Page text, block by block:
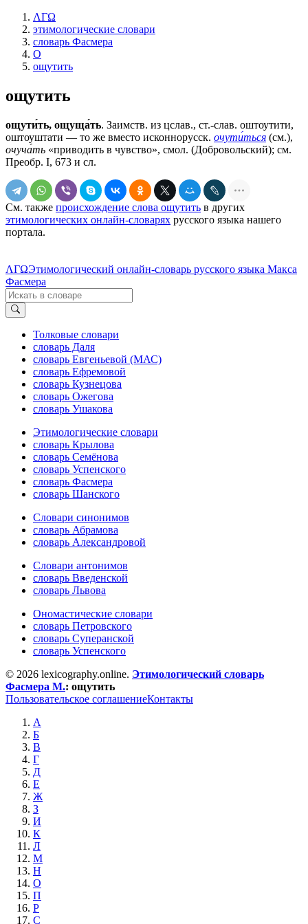
ΛΓΩ
этимологические словари
словарь Фасмера
О
ощутить
ощутить
ощути́ть, ощуща́ть. Заимств. из цслав., ст.-слав. оштоутити,
оштоуштати — то же вместо исконнорусск. очути́ться (см.),
очуча́ть «приводить в чувство», смол. (Добровольский); см.
Преобр. I, 673 и сл.
См. также происхождение слова ощутить в других
этимологических онлайн-словарях русского языка нашего
портала.
ΛΓΩЭтимологический онлайн-словарь русского языка Макса
Фасмера
Толковые словари
словарь Даля
словарь Евгеньевой (МАС)
словарь Ефремовой
словарь Кузнецова
словарь Ожегова
словарь Ушакова
Этимологические словари
словарь Крылова
словарь Семёнова
словарь Успенского
словарь Фасмера
словарь Шанского
Словари синонимов
словарь Абрамова
словарь Александровой
Словари антонимов
словарь Введенской
словарь Львова
Ономастические словари
словарь Петровского
словарь Суперанской
словарь Успенского
© 2026 lexicography.online. Этимологический словарь
Фасмера М.: ощутить
Пользовательское соглашениеКонтакты
А
Б
В
Г
Д
Е
Ж
З
И
К
Л
М
Н
О
П
Р
С